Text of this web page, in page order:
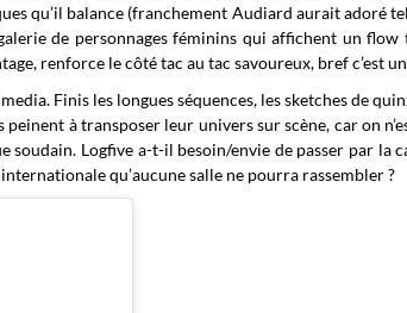
qu’il balance (franchement Audiard aurait adoré
de personnages féminins qui affichent un flow
renforce le côté tac au tac savoureux, bref c’est
Finis les longues séquences, les sketches de
à transposer leur univers sur scène, car on
soudain. Logfive a-t-il besoin/envie de passer par la
qu’aucune salle ne pourra rassembler ?